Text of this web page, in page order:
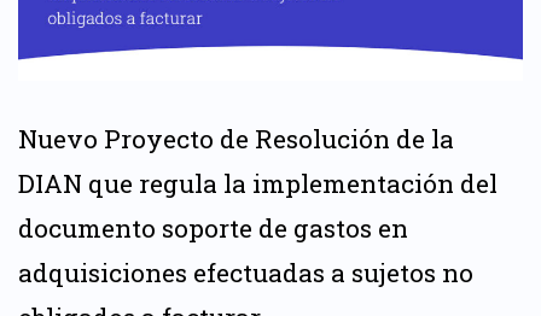
Nuevo Proyecto de Resolución de la
DIAN que regula la implementación del
documento soporte de gastos en
adquisiciones efectuadas a sujetos no